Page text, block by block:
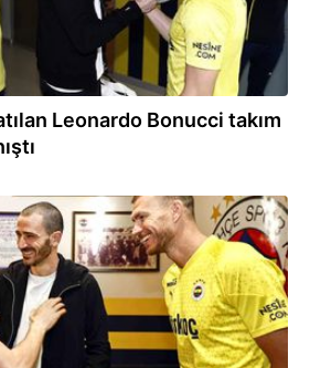
Leonardo Bonucci takım